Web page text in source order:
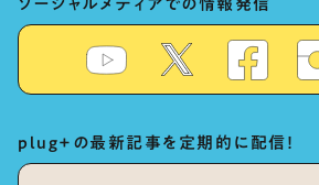
ソーシャルメディアでの情報発信
plug+の最新記事を定期的に配信！